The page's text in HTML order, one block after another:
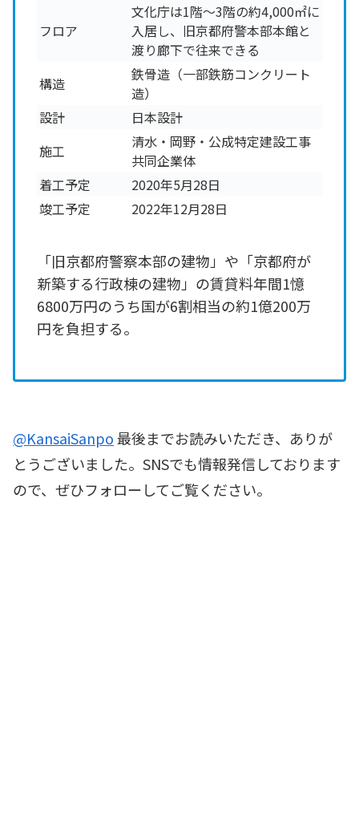
フロア
文化庁は1階～3階の約4,000㎡に
入居し、旧京都府警本部本館と
渡り廊下で往来できる
構造
鉄骨造（一部鉄筋コンクリート
造）
設計
日本設計
施工
清水・岡野・公成特定建設工事
共同企業体
着工予定
2020年5月28日
竣工予定
2022年12月28日
「旧京都府警察本部の建物」や「京都府が
新築する行政棟の建物」の賃貸料年間1憶
6800万円のうち国が6割相当の約1億200万
円を負担する。
@KansaiSanpo最後までお読みいただき、ありが
とうございました。SNSでも情報発信しております
ので、ぜひフォローしてご覧ください。